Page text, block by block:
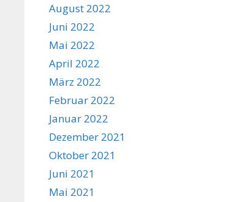
August 2022
Juni 2022
Mai 2022
April 2022
März 2022
Februar 2022
Januar 2022
Dezember 2021
Oktober 2021
Juni 2021
Mai 2021